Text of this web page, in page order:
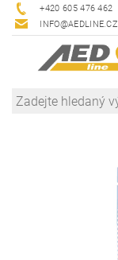
+420 605 476 462
INFO@AEDLINE.CZ